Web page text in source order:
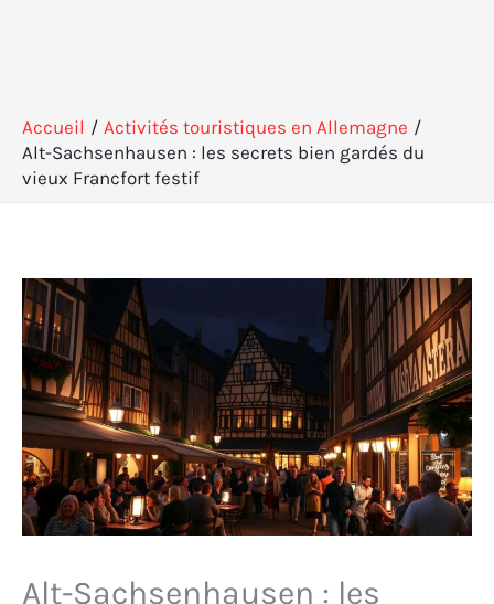
Accueil
Activités touristiques en Allemagne
Alt-Sachsenhausen : les secrets bien gardés du
vieux Francfort festif
Alt-Sachsenhausen : les